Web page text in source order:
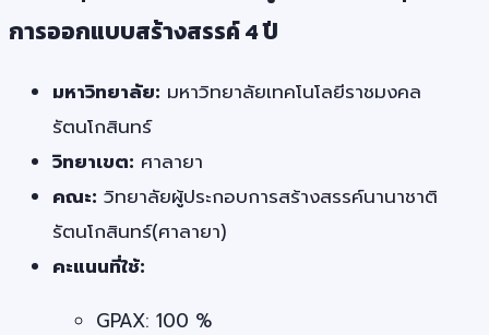
การออกแบบสร้างสรรค์ 4 ปี
มหาวิทยาลัย: มหาวิทยาลัยเทคโนโลยีราชมงคล
รัตนโกสินทร์
วิทยาเขต: ศาลายา
คณะ: วิทยาลัยผู้ประกอบการสร้างสรรค์นานาชาติ
รัตนโกสินทร์(ศาลายา)
คะแนนที่ใช้:
GPAX: 100 %